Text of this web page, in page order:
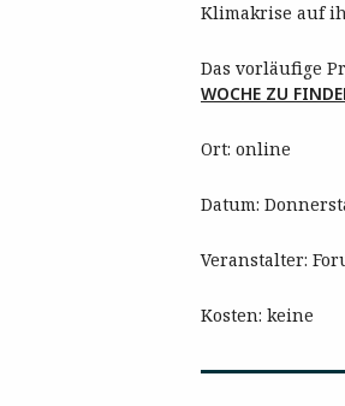
Klimakrise auf
Das vorläufige
WOCHE ZU
Ort: online
Datum:
Veranstalter:
Kosten: keine